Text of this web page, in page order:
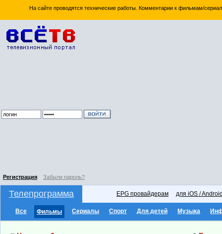
На сайте проводятся технические работы. Комментарии к фильмам/
Регистрация Забыли пароль?
Телепрограмма EPG провайдерам для iOS /
Все Фильмы Сериалы Спорт Для детей Музыка